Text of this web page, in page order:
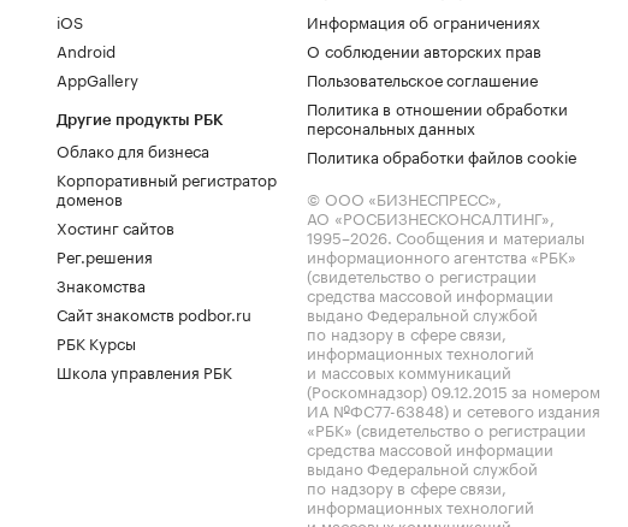
iOS
Android
AppGallery
Другие продукты РБК
Облако для бизнеса
Корпоративный регистратор
доменов
Хостинг сайтов
Рег.решения
Знакомства
Сайт знакомств podbor.ru
РБК Курсы
Школа управления РБК
Информация об ограничениях
О соблюдении авторских прав
Пользовательское соглашение
Политика в отношении обработки
персональных данных
Политика обработки файлов cookie
© ООО «БИЗНЕСПРЕСС»,
АО «РОСБИЗНЕСКОНСАЛТИНГ»,
1995–2026. Сообщения и материалы
информационного агентства «РБК»
(свидетельство о регистрации
средства массовой информации
выдано Федеральной службой
по надзору в сфере связи,
информационных технологий
и массовых коммуникаций
(Роскомнадзор) 09.12.2015 за номером
ИА №ФС77-63848) и сетевого издания
«РБК» (свидетельство о регистрации
средства массовой информации
выдано Федеральной службой
по надзору в сфере связи,
информационных технологий